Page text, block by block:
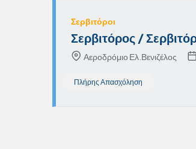
Σερβιτόροι
Σερβιτόρος /
Αεροδρόμιο Ελ.Βενιζέλος
Πλήρης Απασχόληση